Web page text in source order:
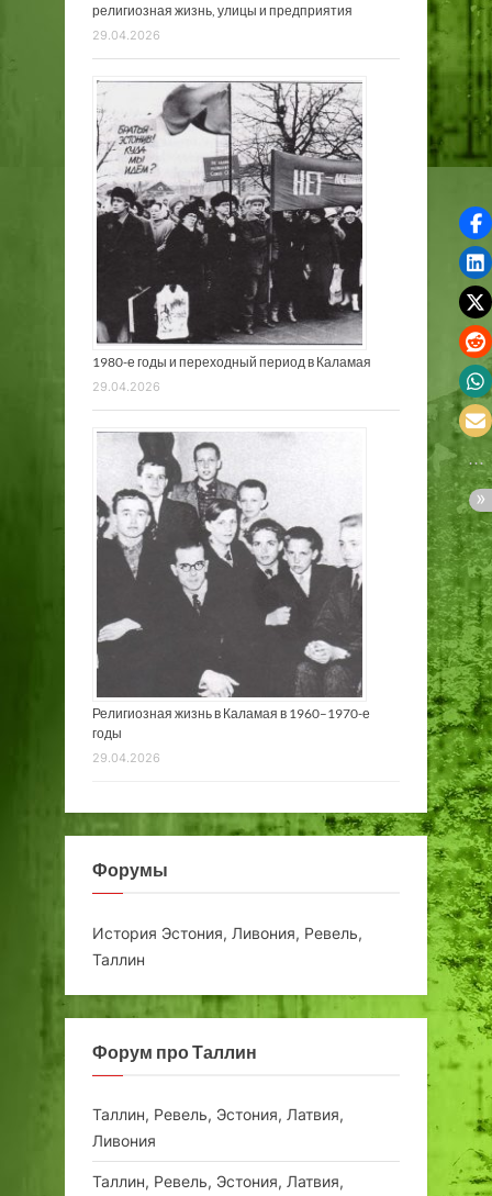
религиозная жизнь, улицы и предприятия
29.04.2026
1980-е годы и переходный период в Каламая
29.04.2026
Религиозная жизнь в Каламая в 1960–1970-е
годы
29.04.2026
Форумы
История Эстония, Ливония, Ревель,
Таллин
Форум про Таллин
Таллин, Ревель, Эстония, Латвия,
Ливония
Таллин, Ревель, Эстония, Латвия,